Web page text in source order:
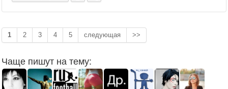
1 2 3 4 5 следующая >>
Чаще пишут на тему: